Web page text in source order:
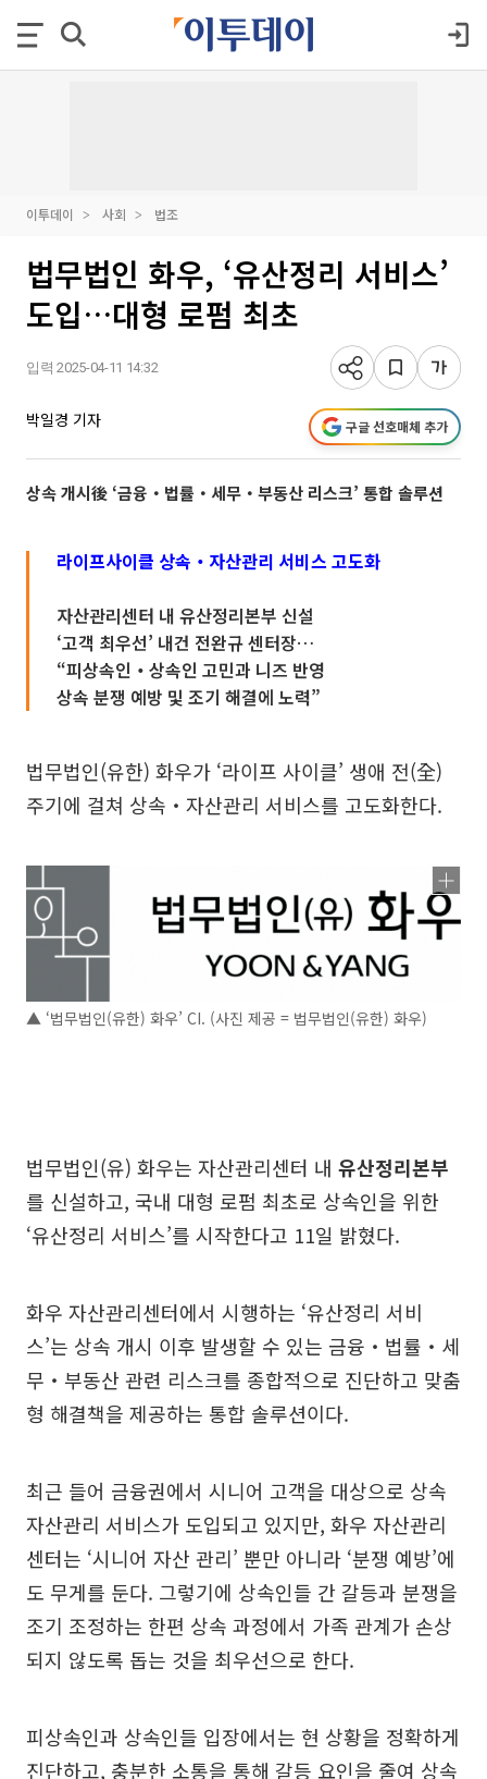
이투데이 사회 법조
법무법인 화우, ‘유산정리 서비스’
도입…대형 로펌 최초
입력 2025-04-11 14:32
박일경 기자 구글 선호매체 추가
상속 개시後 ‘금융‧법률‧세무‧부동산 리스크’ 통합 솔루션
라이프사이클 상속‧자산관리 서비스 고도화
자산관리센터 내 유산정리본부 신설
‘고객 최우선’ 내건 전완규 센터장…
“피상속인‧상속인 고민과 니즈 반영
상속 분쟁 예방 및 조기 해결에 노력”
법무법인(유한) 화우가 ‘라이프 사이클’ 생애 전(全)
주기에 걸쳐 상속‧자산관리 서비스를 고도화한다.
▲ ‘법무법인(유한) 화우’ CI. (사진 제공 = 법무법인(유한) 화우)
법무법인(유) 화우는 자산관리센터 내 유산정리본부
를 신설하고, 국내 대형 로펌 최초로 상속인을 위한
‘유산정리 서비스’를 시작한다고 11일 밝혔다.
화우 자산관리센터에서 시행하는 ‘유산정리 서비
스’는 상속 개시 이후 발생할 수 있는 금융‧법률‧세
무‧부동산 관련 리스크를 종합적으로 진단하고 맞춤
형 해결책을 제공하는 통합 솔루션이다.
최근 들어 금융권에서 시니어 고객을 대상으로 상속
자산관리 서비스가 도입되고 있지만, 화우 자산관리
센터는 ‘시니어 자산 관리’ 뿐만 아니라 ‘분쟁 예방’에
도 무게를 둔다. 그렇기에 상속인들 간 갈등과 분쟁을
조기 조정하는 한편 상속 과정에서 가족 관계가 손상
되지 않도록 돕는 것을 최우선으로 한다.
피상속인과 상속인들 입장에서는 현 상황을 정확하게
진단하고, 충분한 소통을 통해 갈등 요인을 줄여 상속